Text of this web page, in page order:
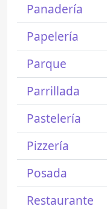
Panadería
Papelería
Parque
Parrillada
Pastelería
Pizzería
Posada
Restaurante